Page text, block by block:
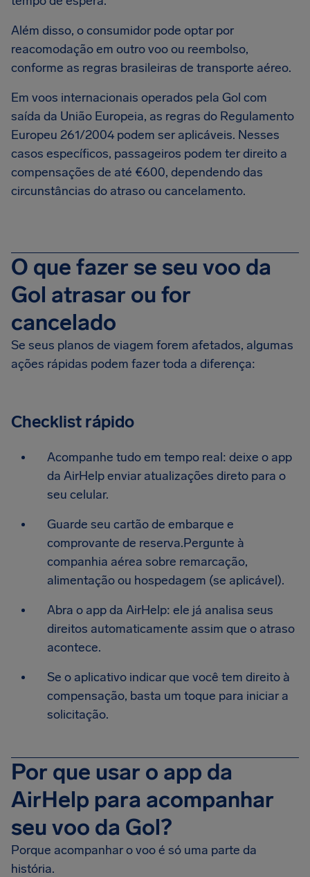
Além disso, o consumidor pode optar por
reacomodação em outro voo ou reembolso,
conforme as regras brasileiras de transporte aéreo.
Em voos internacionais operados pela Gol com
saída da União Europeia, as regras do Regulamento
Europeu 261/2004 podem ser aplicáveis. Nesses
casos específicos, passageiros podem ter direito a
compensações de até €600, dependendo das
circunstâncias do atraso ou cancelamento.
O que fazer se seu voo da
Gol atrasar ou for
cancelado
Se seus planos de viagem forem afetados, algumas
ações rápidas podem fazer toda a diferença:
Checklist rápido
Acompanhe tudo em tempo real: deixe o app
da AirHelp enviar atualizações direto para o
seu celular.
Guarde seu cartão de embarque e
comprovante de reserva.Pergunte à
companhia aérea sobre remarcação,
alimentação ou hospedagem (se aplicável).
Abra o app da AirHelp: ele já analisa seus
direitos automaticamente assim que o atraso
acontece.
Se o aplicativo indicar que você tem direito à
compensação, basta um toque para iniciar a
solicitação.
Por que usar o app da
AirHelp para acompanhar
seu voo da Gol?
Porque acompanhar o voo é só uma parte da
história.